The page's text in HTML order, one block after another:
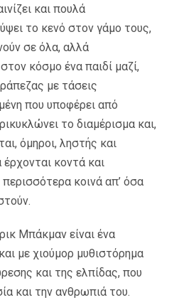
και πουλά
το κενό στον γάμο τους,
σε όλα, αλλά
κόσμο ένα παιδί μαζί,
με τάσεις
που υποφέρει από
το διαμέρισμα και,
όμηροι, ληστής και
έρχονται κοντά και
κοινά απ’ όσα
Μπάκμαν είναι ένα
με χιούμορ μυθιστόρημα
και της ελπίδας, που
και την ανθρωπιά του.